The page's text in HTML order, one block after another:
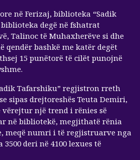
në Ferizaj, biblioteka “Sadik
degë në fshatrat
Talinoc të Muhaxherëve si dhe
qendër bashkë me katër degët
15 punëtorë të cilët punojnë
Tafarshiku” regjistron rreth
sipas drejtoreshës Teuta Demiri,
një trend i rënies së
në bibliotekë, megjithatë rënia
meqë numri i të regjistruarve nga
deri në 4100 lexues të